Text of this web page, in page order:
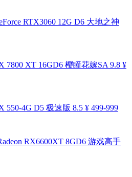
RTX3060 12G D6 大地之神
7800 XT 16GD6 樱瞳花嫁SA 9.8 ¥
550-4G D5 极速版 8.5 ¥ 499-999
RX6600XT 8GD6 游戏高手